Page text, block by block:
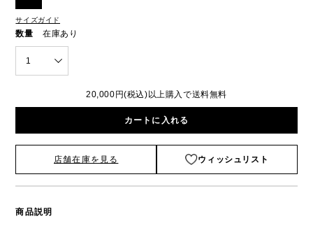
サイズガイド
数量 在庫あり
1
20,000円(税込)以上購入で送料無料
カートに入れる
店舗在庫を見る ウィッシュリスト
商品説明